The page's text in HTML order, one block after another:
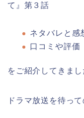
て』第３話
ネタバレと感
口コミや評価
をご紹介してきまし
ドラマ放送を待っ